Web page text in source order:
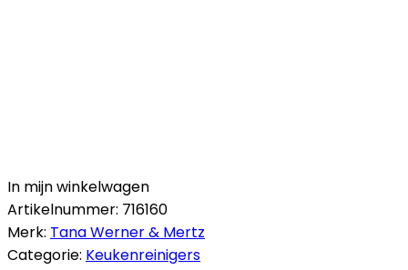
In mijn winkelwagen
Artikelnummer: 716160
Merk: Tana Werner & Mertz
Categorie: Keukenreinigers